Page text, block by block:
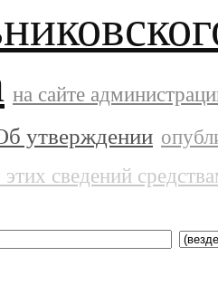
на сайте
утверждении
этих сведений